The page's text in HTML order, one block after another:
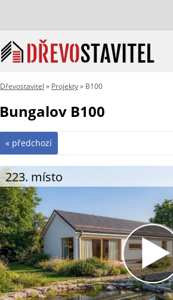
Dřevostavitel » Projekty» B100
Bungalov B100
« předchozí
223. místo